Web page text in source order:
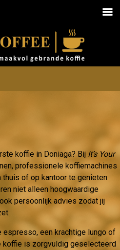
koffie in Doniaga? Bij It’s Your
professionele koffiemachines
of op kantoor te genieten
niet alleen hoogwaardige
persoonlijk advies zodat jij
espresso, een krachtige lungo of
koffie is zorgvuldig geselecteerd